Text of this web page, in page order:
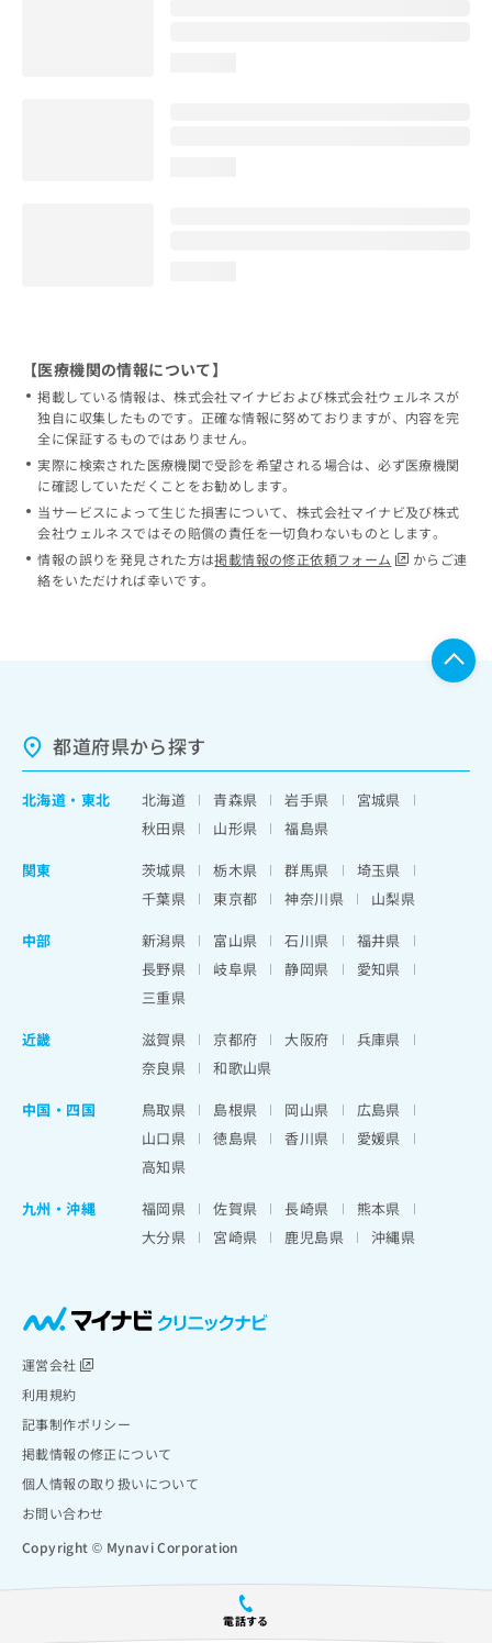
電話する
【医療機関の情報について】
掲載している情報は、株式会社マイナビおよび株式会社ウェルネスが
独自に収集したものです。正確な情報に努めておりますが、内容を完
全に保証するものではありません。
実際に検索された医療機関で受診を希望される場合は、必ず医療機関
に確認していただくことをお勧めします。
当サービスによって生じた損害について、株式会社マイナビ及び株式
会社ウェルネスではその賠償の責任を一切負わないものとします。
情報の誤りを発見された方は掲載情報の修正依頼フォーム
からご連
絡をいただければ幸いです。
都道府県から探す
北海道 ・ 東北 北海道 青森県 岩手県
宮城県
秋田県
山形県
福島県
関東
茨城県 栃木県 群馬県
埼玉県
千葉県
東京都 神奈川県
山梨県
中部
新潟県 富山県 石川県
福井県
長野県
岐阜県 静岡県
愛知県
三重県
近畿
滋賀県 京都府 大阪府
兵庫県
奈良県
和歌山県
中国・四国
鳥取県 島根県 岡山県
広島県
山口県
徳島県 香川県
愛媛県
高知県
九州・沖縄
福岡県 佐賀県 長崎県
熊本県
大分県
宮崎県 鹿児島県 沖縄県
運営会社
利用規約
記事制作ポリシー
掲載情報の修正について
個人情報の取り扱いについて
お問い合わせ
Copyright © Mynavi Corporation